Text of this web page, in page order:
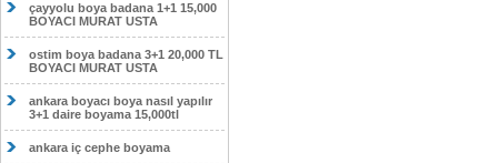
SOKULLU DAİRE BOYAMA 1000TL
çayyolu boya badana 1+1 15,000
BOYACI MURAT USTA
ostim boya badana 3+1 20,000 TL
BOYACI MURAT USTA
ankara boyacı boya nasıl yapılır
3+1 daire boyama 15,000tl
ankara iç cephe boyama